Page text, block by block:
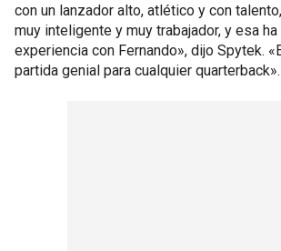
con un lanzador alto, atlético y con
muy inteligente y muy trabajador, y esa
experiencia con Fernando», dijo Spytek.
partida genial para cualquier quarterback».